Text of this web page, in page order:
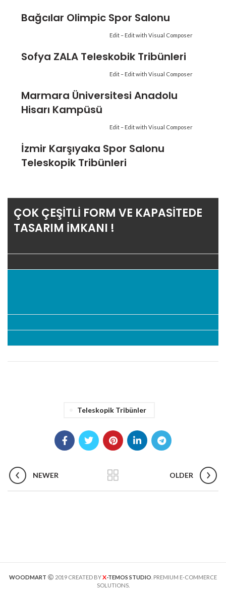
Bağcılar Olimpic Spor Salonu
Edit – Edit with Visual Composer
Sofya ZALA Teleskobik Tribünleri
Edit – Edit with Visual Composer
Marmara Üniversitesi Anadolu
Hisarı Kampüsü
Edit – Edit with Visual Composer
İzmir Karşıyaka Spor Salonu
Teleskopik Tribünleri
ÇOK ÇEŞİTLİ FORM VE KAPASİTEDE
TASARIM İMKANI !
Teleskopik Tribünler
NEWER OLDER
WOODMART 2019 CREATED BYX-TEMOS STUDIO . PREMIUM E-COMMERCE
SOLUTIONS.